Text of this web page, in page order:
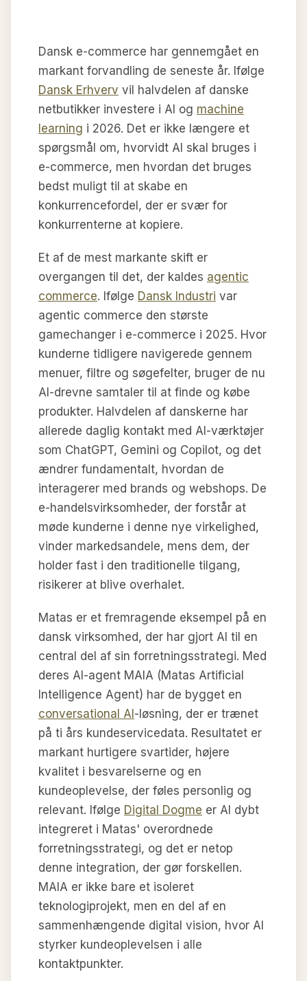
Dansk e-commerce har gennemgået en
markant forvandling de seneste år. Ifølge
Dansk Erhverv vil halvdelen af danske
netbutikker investere i AI og machine
learning i 2026. Det er ikke længere et
spørgsmål om, hvorvidt AI skal bruges i
e-commerce, men hvordan det bruges
bedst muligt til at skabe en
konkurrencefordel, der er svær for
konkurrenterne at kopiere.
Et af de mest markante skift er
overgangen til det, der kaldes agentic
commerce. Ifølge Dansk Industri var
agentic commerce den største
gamechanger i e-commerce i 2025. Hvor
kunderne tidligere navigerede gennem
menuer, filtre og søgefelter, bruger de nu
AI-drevne samtaler til at finde og købe
produkter. Halvdelen af danskerne har
allerede daglig kontakt med AI-værktøjer
som ChatGPT, Gemini og Copilot, og det
ændrer fundamentalt, hvordan de
interagerer med brands og webshops. De
e-handelsvirksomheder, der forstår at
møde kunderne i denne nye virkelighed,
vinder markedsandele, mens dem, der
holder fast i den traditionelle tilgang,
risikerer at blive overhalet.
Matas er et fremragende eksempel på en
dansk virksomhed, der har gjort AI til en
central del af sin forretningsstrategi. Med
deres AI-agent MAIA (Matas Artificial
Intelligence Agent) har de bygget en
conversational AI -løsning, der er trænet
på ti års kundeservicedata. Resultatet er
markant hurtigere svartider, højere
kvalitet i besvarelserne og en
kundeoplevelse, der føles personlig og
relevant. Ifølge Digital Dogme er AI dybt
integreret i Matas' overordnede
forretningsstrategi, og det er netop
denne integration, der gør forskellen.
MAIA er ikke bare et isoleret
teknologiprojekt, men en del af en
sammenhængende digital vision, hvor AI
styrker kundeoplevelsen i alle
kontaktpunkter.